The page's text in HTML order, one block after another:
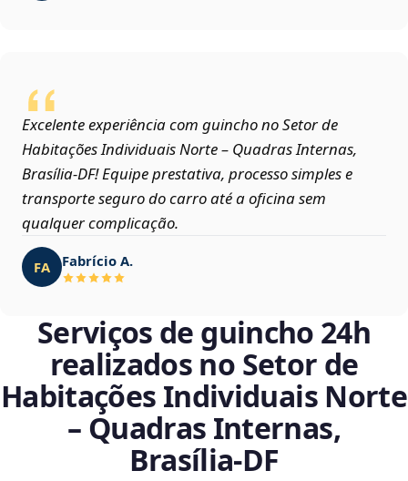
Excelente experiência com guincho no Setor de
Habitações Individuais Norte – Quadras Internas,
Brasília‑DF! Equipe prestativa, processo simples e
transporte seguro do carro até a oficina sem
qualquer complicação.
FA Fabrício A.
Serviços de guincho 24h
realizados no Setor de
Habitações Individuais Norte
– Quadras Internas,
Brasília‑DF